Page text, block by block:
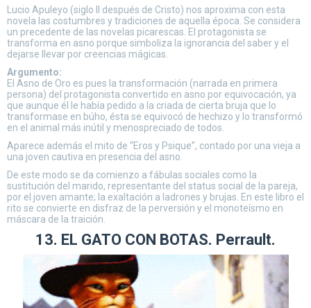
Lucio Apuleyo (siglo II después de Cristo) nos aproxima con esta
novela las costumbres y tradiciones de aquella época. Se considera
un precedente de las novelas picarescas. El protagonista se
transforma en asno porque simboliza la ignorancia del saber y el
dejarse llevar por creencias mágicas.
Argumento:
El Asno de Oro es pues la transformación (narrada en primera
persona) del protagonista convertido en asno por equivocación, ya
que aunque él le había pedido a la criada de cierta bruja que lo
transformase en búho, ésta se equivocó de hechizo y lo transformó
en el animal más inútil y menospreciado de todos.
Aparece además el mito de “Eros y Psique”, contado por una vieja a
una joven cautiva en presencia del asno.
De este modo se da comienzo a fábulas sociales como la
sustitución del marido, representante del status social de la pareja,
por el joven amante; la exaltación a ladrones y brujas. En este libro el
rito se convierte en disfraz de la perversión y el monoteísmo en
máscara de la traición.
13. EL GATO CON BOTAS. Perrault.